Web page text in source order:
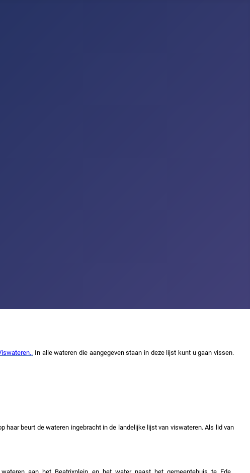
. In alle wateren die aangegeven staan in deze lijst kunt u gaan vissen.
haar beurt de wateren ingebracht in de landelijke lijst van viswateren. Als lid van